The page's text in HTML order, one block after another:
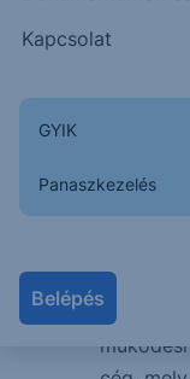
Kapcsolat
GYIK
Panaszkezelés
Belépés
A Covid-